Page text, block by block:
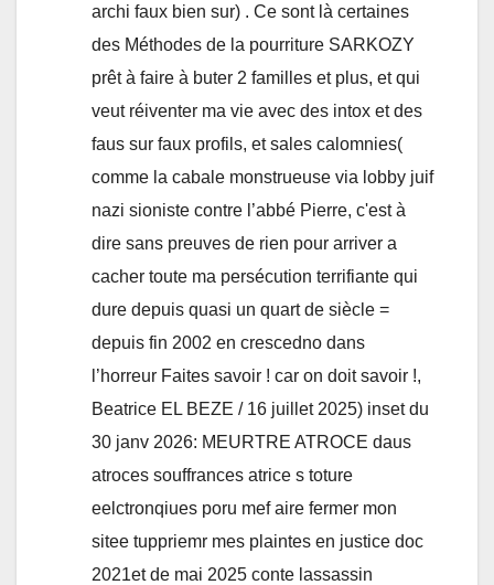
archi faux bien sur) . Ce sont là certaines
des Méthodes de la pourriture SARKOZY
prêt à faire à buter 2 familles et plus, et qui
veut réiventer ma vie avec des intox et des
faus sur faux profils, et sales calomnies(
comme la cabale monstrueuse via lobby juif
nazi sioniste contre l’abbé Pierre, c'est à
dire sans preuves de rien pour arriver a
cacher toute ma persécution terrifiante qui
dure depuis quasi un quart de siècle =
depuis fin 2002 en crescedno dans
l’horreur Faites savoir ! car on doit savoir !,
Beatrice EL BEZE / 16 juillet 2025) inset du
30 janv 2026: MEURTRE ATROCE daus
atroces souffrances atrice s toture
eelctronqiues poru mef aire fermer mon
sitee tuppriemr mes plaintes en justice doc
2021et de mai 2025 conte lassassin